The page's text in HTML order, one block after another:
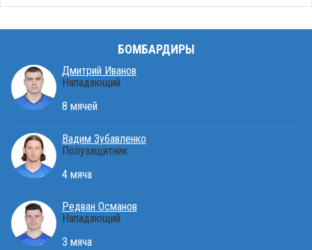
БОМБАРДИРЫ
Дмитрий Иванов
Нападающий
8 мячей
Вадим Зубавленко
Полузащитник
4 мяча
Редван Османов
Нападающий
3 мяча